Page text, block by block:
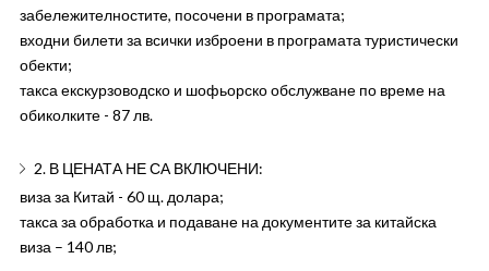
забележителностите, посочени в програмата;
входни билети за всички изброени в програмата туристически
обекти;
такса екскурзоводско и шофьорско обслужване по време на
обиколките - ­87 лв.
2. В ЦЕНАТА НЕ СА ВКЛЮЧЕНИ:
виза за Китай - 60 щ. долара;
такса за обработка и подаване на документите за китайска
виза – 140 лв;